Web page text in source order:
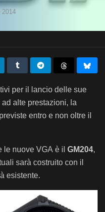
2014
per il lancio delle sue
alte prestazioni, la
entro e non oltre il
le nuove VGA è il GM204,
sarà costruito con il
esistente.